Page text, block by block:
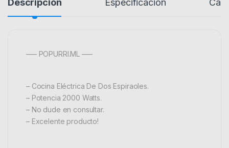
Descripción Especificación
—– POPURRI.ML —–
– Cocina Eléctrica De Dos Espiraoles.
– Potencia 2000 Watts.
– No dude en consultar.
– Excelente producto!